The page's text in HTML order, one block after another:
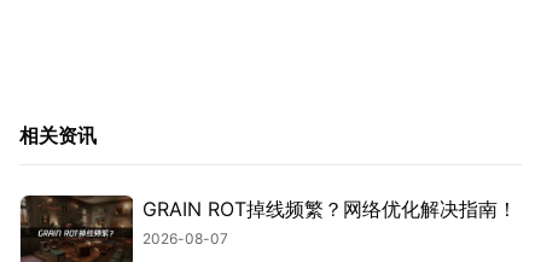
相关资讯
GRAIN ROT掉线频繁？网络优化解决指南！
2026-08-07